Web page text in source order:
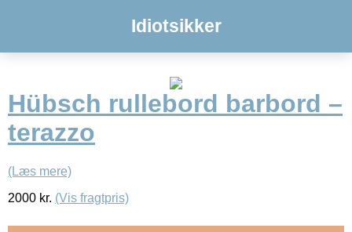
Idiotsikker
Hübsch rullebord barbord –
terazzo
(Læs mere)
2000 kr. (Vis fragtpris)